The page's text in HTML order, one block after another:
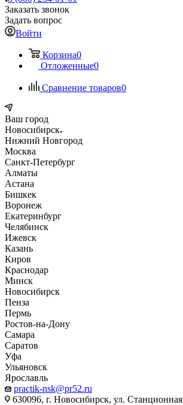
Заказать звонок
Задать вопрос
Войти
Корзина0
Отложенные0
Сравнение товаров0
Ваш город
Новосибирск
Нижний Новгород
Москва
Санкт-Петербург
Алматы
Астана
Бишкек
Воронеж
Екатеринбург
Челябинск
Ижевск
Казань
Киров
Краснодар
Минск
Новосибирск
Пенза
Пермь
Ростов-на-Дону
Самара
Саратов
Уфа
Ульяновск
Ярославль
practik-nsk@pr52.ru
630096, г. Новосибирск, ул.